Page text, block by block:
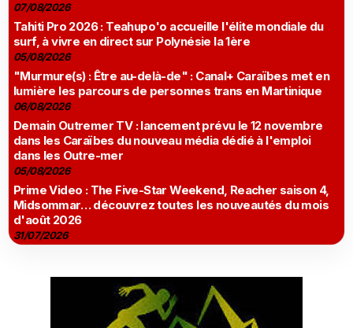
07/08/2026
Tahiti Pro 2026 : Teahupo'o accueille l'élite mondiale du
surf, à vivre en direct sur Polynésie la 1ère
05/08/2026
"Murmure(s) : Être au-delà-de" : Canal+ Caraïbes met en
lumière les parcours de personnes trans en Martinique
06/08/2026
Demain Outremer TV : lancement prévu le 12 novembre
dans les Caraïbes du nouveau média dédié à l'emploi
dans les Outre-mer
05/08/2026
Prime Video : The Five-Star Weekend, Reacher saison 4,
Midsommar… découvrez toutes les nouveautés du mois
d'août 2026
31/07/2026